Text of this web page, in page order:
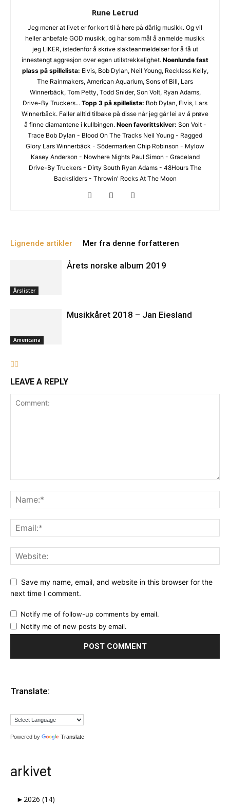
Rune Letrud
Jeg mener at livet er for kort til å høre på dårlig musikk. Og vil
heller anbefale GOD musikk, og har som mål å anmelde musikk
jeg LIKER, istedenfor å skrive slakteanmeldelser for å få ut
innestengt aggresjon over egen utilstrekkelighet. Noenlunde fast
plass på spillelista: Elvis, Bob Dylan, Neil Young, Reckless Kelly,
The Rainmakers, American Aquarium, Sons of Bill, Lars
Winnerbäck, Tom Petty, Todd Snider, Son Volt, Ryan Adams,
Drive-By Truckers... Topp 3 på spillelista: Bob Dylan, Elvis, Lars
Winnerbäck. Faller alltid tilbake på disse når jeg går lei av å prøve
å finne diamantene i kullbingen. Noen favorittskiver: Son Volt -
Trace Bob Dylan - Blood On The Tracks Neil Young - Ragged
Glory Lars Winnerbäck - Södermarken Chip Robinson - Mylow
Kasey Anderson - Nowhere Nights Paul Simon - Graceland
Drive-By Truckers - Dirty South Ryan Adams - 48Hours The
Backsliders - Throwin' Rocks At The Moon
Lignende artikler Mer fra denne forfatteren
Årslister
Årets norske album 2019
Americana
Musikkåret 2018 – Jan Eiesland
LEAVE A REPLY
Save my name, email, and website in this browser for the
next time I comment.
Notify me of follow-up comments by email.
Notify me of new posts by email.
Translate:
Powered by Translate
arkivet
► 2026 (14)